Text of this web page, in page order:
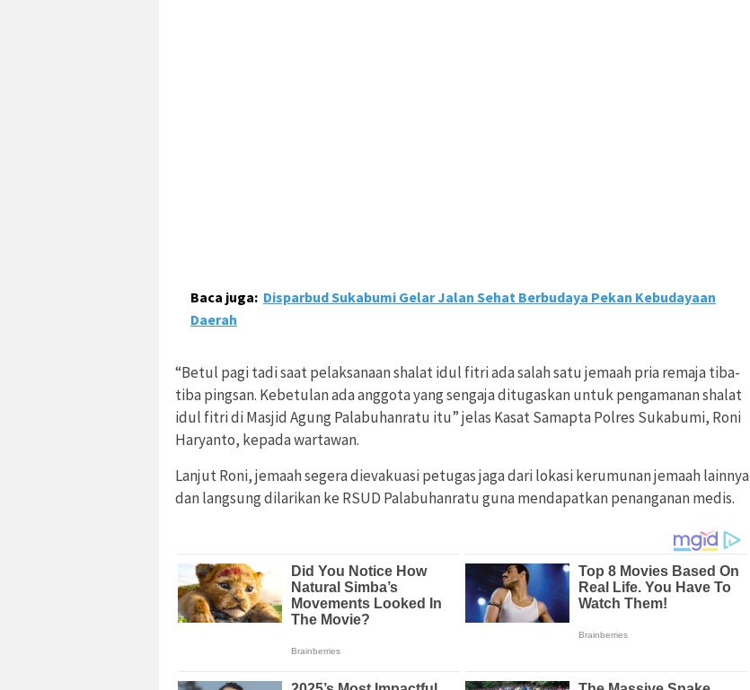
Baca juga: Disparbud Sukabumi Gelar Jalan Sehat Berbudaya Pekan Kebudayaan
Daerah
“Betul pagi tadi saat pelaksanaan shalat idul fitri ada salah satu jemaah pria remaja tiba-
tiba pingsan. Kebetulan ada anggota yang sengaja ditugaskan untuk pengamanan shalat
idul fitri di Masjid Agung Palabuhanratu itu” jelas Kasat Samapta Polres Sukabumi, Roni
Haryanto, kepada wartawan.
Lanjut Roni, jemaah segera dievakuasi petugas jaga dari lokasi kerumunan jemaah lainnya
dan langsung dilarikan ke RSUD Palabuhanratu guna mendapatkan penanganan medis.